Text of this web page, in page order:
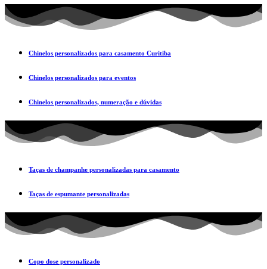
Chinelos personalizados para casamento Curitiba
Chinelos personalizados para eventos
Chinelos personalizados, numeração e dúvidas
Taças de champanhe personalizadas para casamento
Taças de espumante personalizadas
Copo dose personalizado